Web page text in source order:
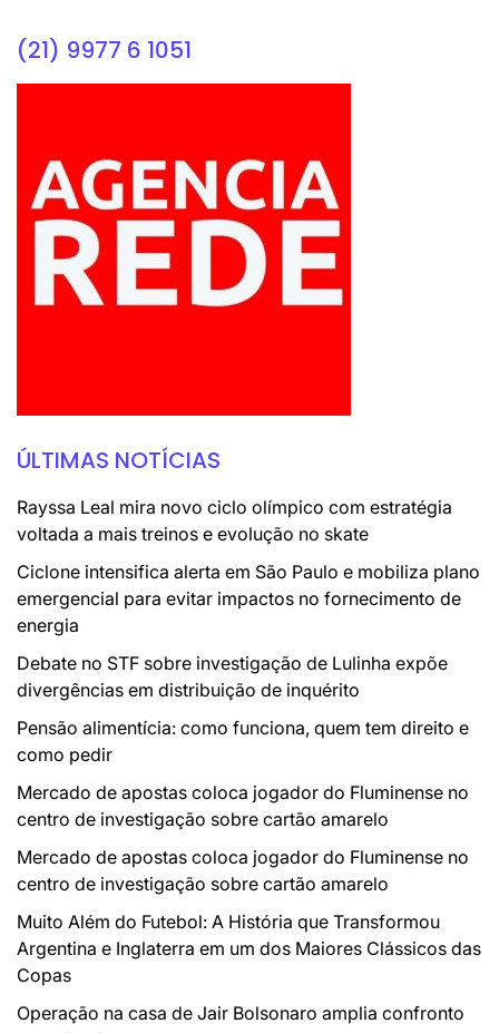
(21) 9977 6 1051
ÚLTIMAS NOTÍCIAS
Rayssa Leal mira novo ciclo olímpico com estratégia
voltada a mais treinos e evolução no skate
Ciclone intensifica alerta em São Paulo e mobiliza plano
emergencial para evitar impactos no fornecimento de
energia
Debate no STF sobre investigação de Lulinha expõe
divergências em distribuição de inquérito
Pensão alimentícia: como funciona, quem tem direito e
como pedir
Mercado de apostas coloca jogador do Fluminense no
centro de investigação sobre cartão amarelo
Mercado de apostas coloca jogador do Fluminense no
centro de investigação sobre cartão amarelo
Muito Além do Futebol: A História que Transformou
Argentina e Inglaterra em um dos Maiores Clássicos das
Copas
Operação na casa de Jair Bolsonaro amplia confronto